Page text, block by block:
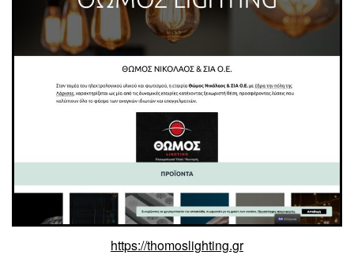
https://thomoslighting.gr